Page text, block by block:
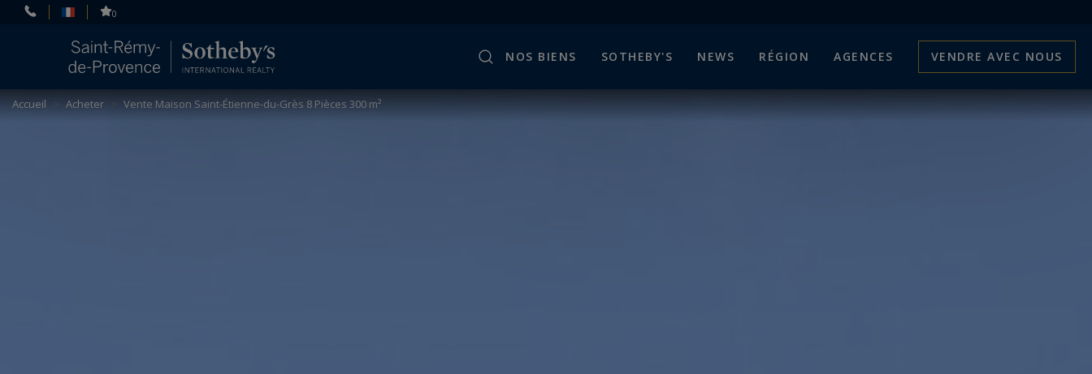
0
NOS BIENS SOTHEBY'S NEWS RÉGION AGENCES VENDRE AVEC NOUS
Accueil > Acheter > Vente Maison Saint-Étienne-du-Grès 8 Pièces 300 m²
Panneau de gestion des cookies